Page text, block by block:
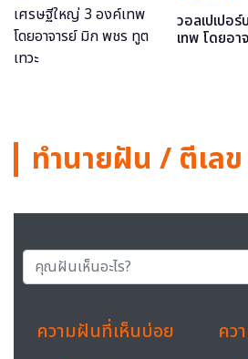
วอลเปเปอ
เทพ โดยอา
ทำนายฝัน / ตีเลข
ความฝันที่เห็นบ่อย คว